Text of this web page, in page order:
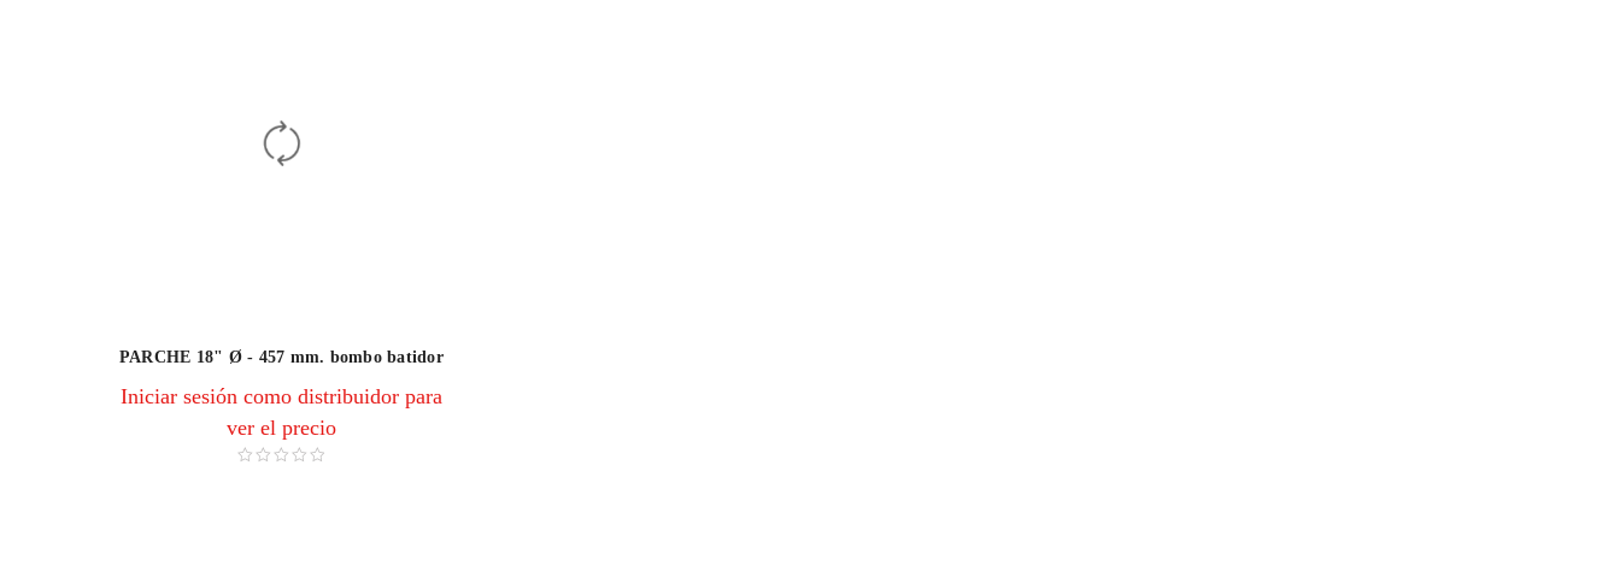
PARCHE 18" Ø - 457 mm. bombo batidor
Iniciar sesión como distribuidor para
ver el precio